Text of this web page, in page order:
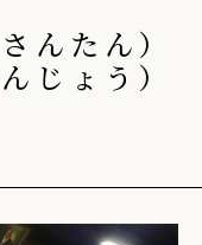
んたん）
じょう）